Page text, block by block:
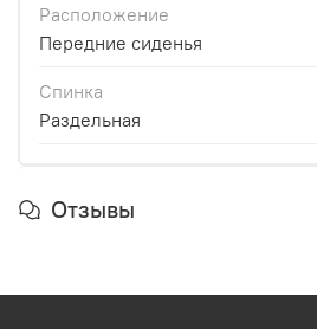
Расположение
Передние сиденья
Спинка
Раздельная
Отзывы